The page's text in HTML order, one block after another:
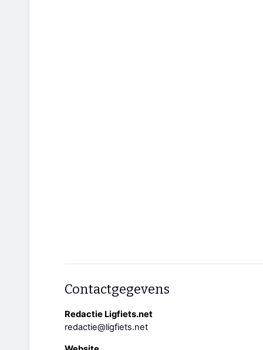
Contactgegevens
Redactie Ligfiets.net
redactie@ligfiets.net